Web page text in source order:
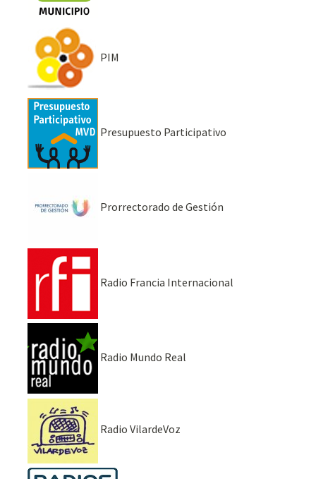
PIM
Presupuesto Participativo
Prorrectorado de Gestión
Radio Francia Internacional
Radio Mundo Real
Radio VilardeVoz